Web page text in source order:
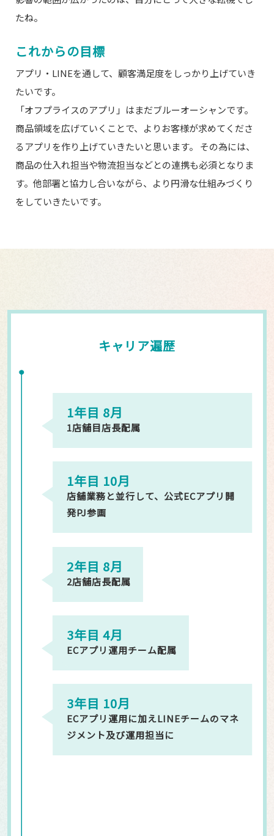
たね。
これからの目標
アプリ・LINEを通して、顧客満足度をしっかり上げていき
たいです。
「オフプライスのアプリ」はまだブルーオーシャンです。
商品領域を広げていくことで、よりお客様が求めてくださ
るアプリを作り上げていきたいと思います。 その為には、
商品の仕入れ担当や物流担当などとの連携も必須となりま
す。他部署と協力し合いながら、より円滑な仕組みづくり
をしていきたいです。
キャリア遍歴
1年目 8月
1店舗目店長配属
1年目 10月
店舗業務と並行して、公式ECアプリ開
発PJ参画
2年目 8月
2店舗店長配属
3年目 4月
ECアプリ運用チーム配属
3年目 10月
ECアプリ運用に加えLINEチームのマネ
ジメント及び運用担当に